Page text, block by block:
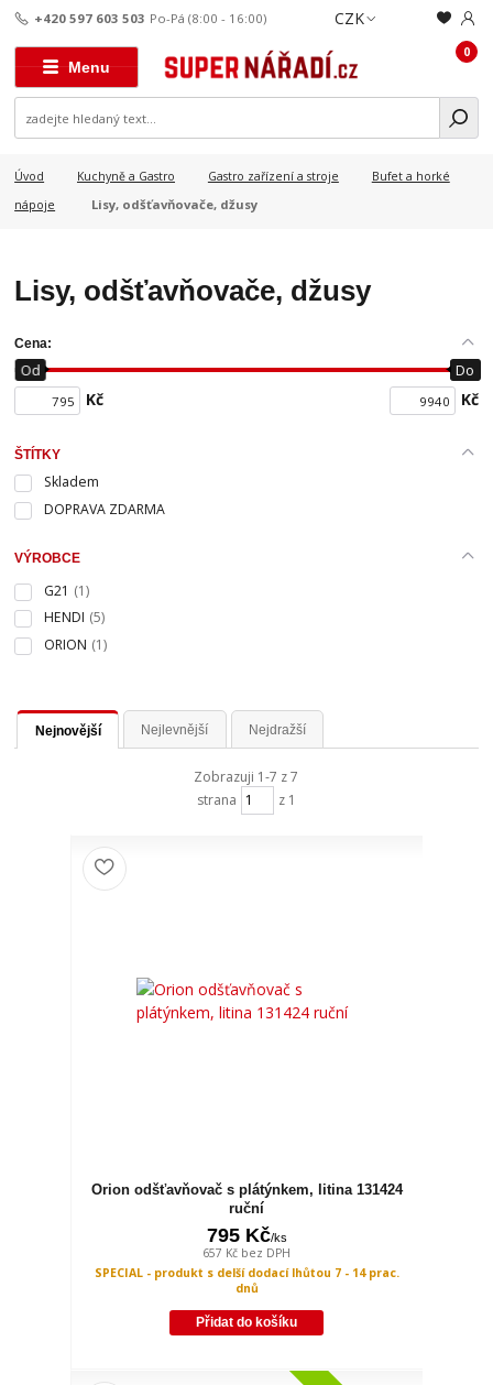
Menu
CZK
+420 597 603 503 Po-Pá (8:00 - 16:00)
0
Úvod Kuchyně a Gastro Gastro zařízení a stroje
Bufet a horké
nápoje
Lisy, odšťavňovače, džusy
Lisy, odšťavňovače, džusy
Cena:
Kč
Od Do
Kč
ŠTÍTKY
Skladem
DOPRAVA ZDARMA
VÝROBCE
G21 (1)
HENDI (5)
ORION (1)
Nejnovější Nejlevnější Nejdražší
Zobrazuji 1-7 z 7
strana
z 1
Orion odšťavňovač s plátýnkem, litina 131424
ruční
795 Kč/ks
657 Kč bez DPH
SPECIAL - produkt s delší dodací lhůtou 7 - 14 prac.
dnů
Přidat do košíku